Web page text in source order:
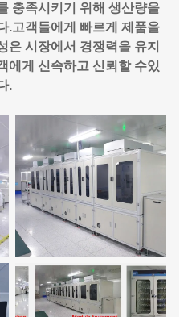
충족시키기 위해 생산량을
.고객들에게 빠르게 제품을
은 시장에서 경쟁력을 유지
에게 신속하고 신뢰할 수있
.